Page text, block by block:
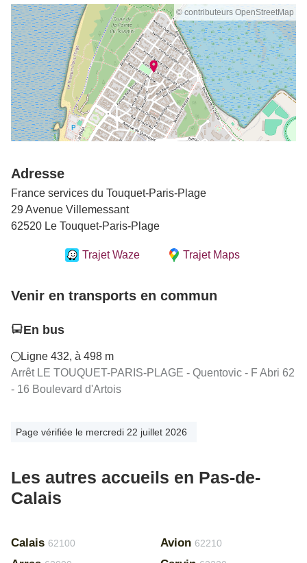
© contributeurs OpenStreetMap
Adresse
France services du Touquet-Paris-Plage
29 Avenue Villemessant
62520 Le Touquet-Paris-Plage
Trajet Waze Trajet Maps
Venir en transports en commun
En bus
Ligne 432, à 498 m
Arrêt LE TOUQUET-PARIS-PLAGE - Quentovic - F Abri 62
- 16 Boulevard d'Artois
Page vérifiée le mercredi 22 juillet 2026
Les autres accueils en Pas-de-
Calais
Calais 62100 Avion 62210